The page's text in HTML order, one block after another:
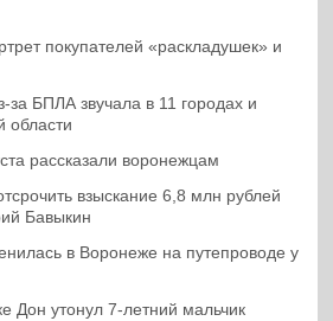
покупателей «раскладушек» и
за БПЛА звучала в 11 городах и
области
рассказали воронежцам
взыскание 6,8 млн рублей
Бавыкин
в Воронеже на путепроводе у
Дон утонул 7-летний мальчик